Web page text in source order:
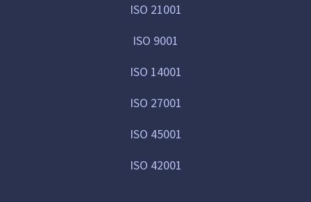
ISO 21001
ISO 9001
ISO 14001
ISO 27001
ISO 45001
ISO 42001